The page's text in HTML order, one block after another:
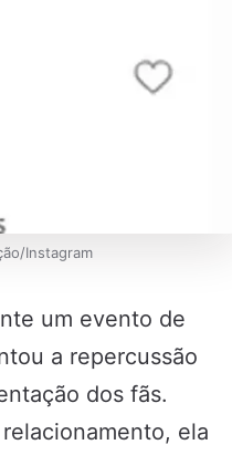
Instagram
um evento de
a repercussão
dos fãs.
ela